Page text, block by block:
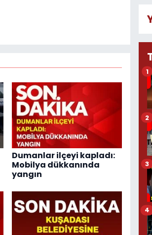
Dumanlar ilçeyi kapladı:
Mobilya dükkanında
yangın
1
2
3
4